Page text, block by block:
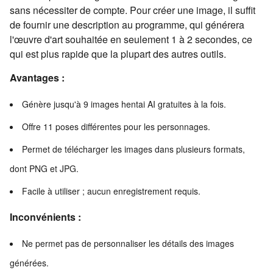
sans nécessiter de compte. Pour créer une image, il suffit
de fournir une description au programme, qui générera
l'œuvre d'art souhaitée en seulement 1 à 2 secondes, ce
qui est plus rapide que la plupart des autres outils.
Avantages :
Génère jusqu'à 9 images hentai AI gratuites à la fois.
Offre 11 poses différentes pour les personnages.
Permet de télécharger les images dans plusieurs formats,
dont PNG et JPG.
Facile à utiliser ; aucun enregistrement requis.
Inconvénients :
Ne permet pas de personnaliser les détails des images
générées.